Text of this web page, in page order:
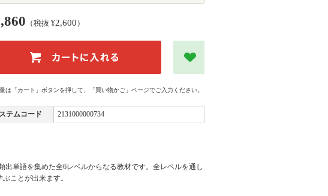
（税抜 ¥2,600 ）
は「カート」ボタンを押して、「買い物かご」ページでご入力ください。
テムコード 2131000000734
出単語を集めた全6レベルからなる教材です。全レベルを通し
ことが出来ます。